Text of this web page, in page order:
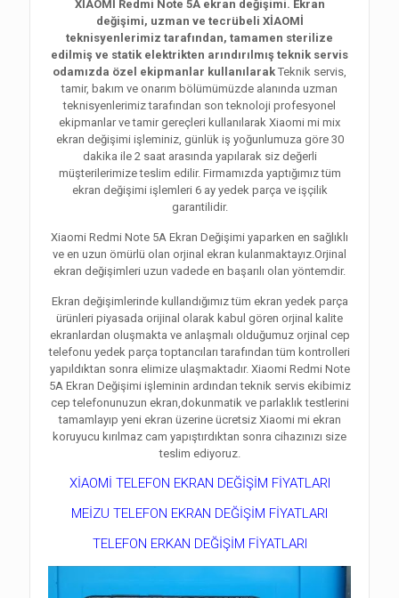
XİAOMİ Redmi Note 5A ekran değişimi. Ekran
değişimi, uzman ve tecrübeli XİAOMİ
teknisyenlerimiz tarafından, tamamen sterilize
edilmiş ve statik elektrikten arındırılmış teknik servis
odamızda özel ekipmanlar kullanılarak Teknik servis,
tamir, bakım ve onarım bölümümüzde alanında uzman
teknisyenlerimiz tarafından son teknoloji profesyonel
ekipmanlar ve tamir gereçleri kullanılarak Xiaomi mi mix
ekran değişimi işleminiz, günlük iş yoğunlumuza göre 30
dakika ile 2 saat arasında yapılarak siz değerli
müşterilerimize teslim edilir. Firmamızda yaptığımız tüm
ekran değişimi işlemleri 6 ay yedek parça ve işçilik
garantilidir.
Xiaomi Redmi Note 5A Ekran Değişimi yaparken en sağlıklı
ve en uzun ömürlü olan orjinal ekran kulanmaktayız.Orjinal
ekran değişimleri uzun vadede en başarılı olan yöntemdir.
Ekran değişimlerinde kullandığımız tüm ekran yedek parça
ürünleri piyasada orijinal olarak kabul gören orjinal kalite
ekranlardan oluşmakta ve anlaşmalı olduğumuz orjinal cep
telefonu yedek parça toptancıları tarafından tüm kontrolleri
yapıldıktan sonra elimize ulaşmaktadır. Xiaomi Redmi Note
5A Ekran Değişimi işleminin ardından teknik servis ekibimiz
cep telefonunuzun ekran,dokunmatik ve parlaklık testlerini
tamamlayıp yeni ekran üzerine ücretsiz Xiaomi mi ekran
koruyucu kırılmaz cam yapıştırdıktan sonra cihazınızı size
teslim ediyoruz.
XİAOMİ TELEFON EKRAN DEĞİŞİM FİYATLARI
MEİZU TELEFON EKRAN DEĞİŞİM FİYATLARI
TELEFON ERKAN DEĞİŞİM FİYATLARI